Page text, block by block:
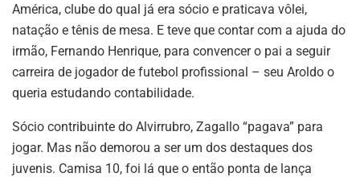
América, clube do qual já era sócio e praticava vôlei,
natação e tênis de mesa. E teve que contar com a ajuda do
irmão, Fernando Henrique, para convencer o pai a seguir
carreira de jogador de futebol profissional – seu Aroldo o
queria estudando contabilidade.
Sócio contribuinte do Alvirrubro, Zagallo “pagava” para
jogar. Mas não demorou a ser um dos destaques dos
juvenis. Camisa 10, foi lá que o então ponta de lança